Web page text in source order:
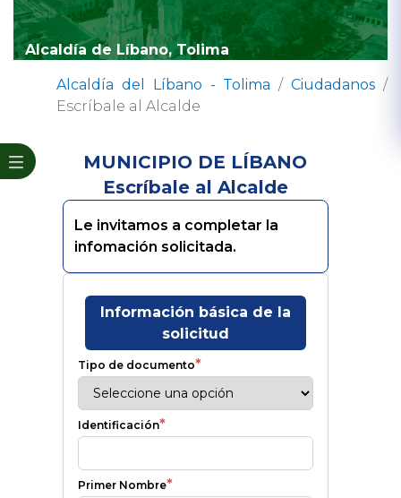
Alcaldía de Líbano, Tolima
Alcaldía del Líbano - Tolima /Ciudadanos /
Escríbale al Alcalde